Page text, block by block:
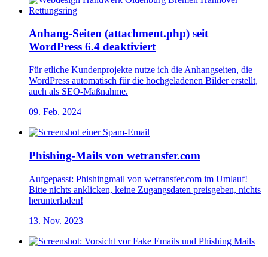
Anhang-Seiten (attachment.php) seit
WordPress 6.4 deaktiviert
Für etliche Kundenprojekte nutze ich die Anhangseiten, die
WordPress automatisch für die hochgeladenen Bilder erstellt,
auch als SEO-Maßnahme.
09. Feb. 2024
Phishing-Mails von wetransfer.com
Aufgepasst: Phishingmail von wetransfer.com im Umlauf!
Bitte nichts anklicken, keine Zugangsdaten preisgeben, nichts
herunterladen!
13. Nov. 2023